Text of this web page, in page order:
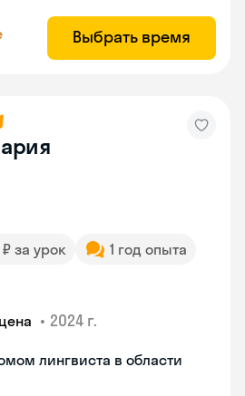
Выбрать время
₽ за урок
1 год опыта
• 2024 г.
лингвиста в области